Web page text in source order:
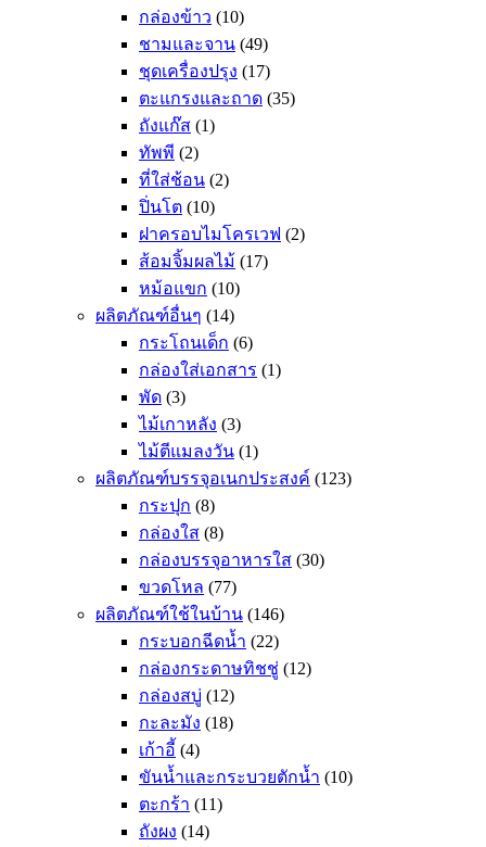
กล่องข้าว (10)
ชามและจาน (49)
ชุดเครื่องปรุง (17)
ตะแกรงและถาด (35)
ถังแก๊ส (1)
ทัพพี (2)
ที่ใส่ช้อน (2)
ปิ่นโต (10)
ฝาครอบไมโครเวฟ (2)
ส้อมจิ้มผลไม้ (17)
หม้อแขก (10)
ผลิตภัณฑ์อื่นๆ (14)
กระโถนเด็ก (6)
กล่องใส่เอกสาร (1)
พัด (3)
ไม้เกาหลัง (3)
ไม้ตีแมลงวัน (1)
ผลิตภัณฑ์บรรจุอเนกประสงค์ (123)
กระปุก (8)
กล่องใส (8)
กล่องบรรจุอาหารใส (30)
ขวดโหล (77)
ผลิตภัณฑ์ใช้ในบ้าน (146)
กระบอกฉีดน้ำ (22)
กล่องกระดาษทิชชู่ (12)
กล่องสบู่ (12)
กะละมัง (18)
เก้าอี้ (4)
ขันน้ำและกระบวยตักน้ำ (10)
ตะกร้า (11)
ถังผง (14)